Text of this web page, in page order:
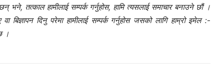
तत्काल हामीलाई सम्पर्क गर्नुहोस, हामि त्यसलाई समाचार बनाउने छौं ।
दिनु परेमा हामीलाई सम्पर्क गर्नुहोस जसको लागि हाम्रो इमेल :-
।